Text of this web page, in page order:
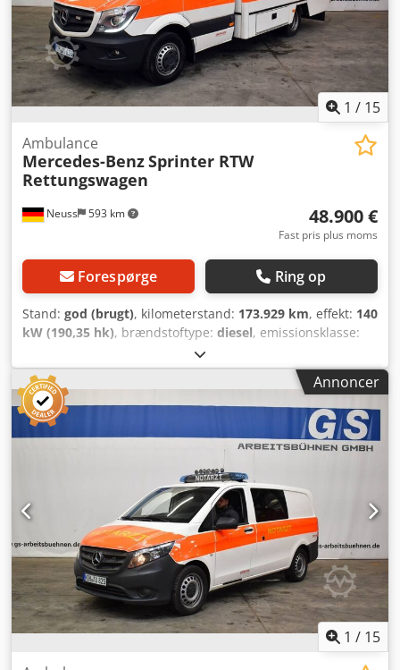
vinduer og sidespejle, centrallås, hjælpearme varme, ABS,
ESP, CD-radio, servostyring, tågelygter Trykkammer-
højttaler Martin-anlæg LED-lysanlæg Ulykkesdataboks
Fodkontakt til advarselssystem Bakkamera Ambulancebord
med universal bårebeslag Bemærkning: Skade på kassen
Placering: 41468 Neuss Straks tilgængelig
1 / 15
Neuss 593 km
Ambulance
Mercedes-BenzSprinter RTW
Rettungswagen
48.900 €
Fast pris plus moms
Forespørge Ring op
Stand: god (brugt), kilometerstand: 173.929 km, effekt: 140
kW (190,35 hk), brændstoftype: diesel, emissionsklasse:
, Anvendelsesformål:
Godstransport Motorvolumen: 2.987 cc Teknisk stand: god
Optisk stand: god Kontakt Christian Theißen for yderligere
oplysninger. Fabrikant: Mercedes Benz / Fahrtec Model:
Sprinter RTW Ambulance Årgang: 2018 Produktkategori:
Brugt Data: Første registrering: 01/2018 Kilometerstand:
173.929 km Brændstoftype: Diesel Gearkassetype:
Automatisk Motorydelse/volumen: 140 kW / 2.987 Tilladt
totalvægt: 5.000 kg Egenvægt: 4.430 kg Miljømærkat: Grøn /
Euro 6 Farve: Hvid med folieindpakning Udstyr: Kørelys,
klimaanlæg, sæder: 2 foran / 3 bag, omskifteligt blåt
traume-lys, airbag, elektriske vinduer og sidespejle,
centrallås, parkeringsvarmer, ABS, ESP, radio, servostyring,
tågelygter Særlige funktioner: I henhold til DIN EN 1789: -
Trykkammerhøjttaler - Martin-hornsystem - LED-lysanlæg -
Ulykkesdataskriver - Termorumsboks Csdpfjygg I Hox
Aixjha - Køleboks - Fodkontakt til advarselsanlæg -
Annoncer
1 / 15